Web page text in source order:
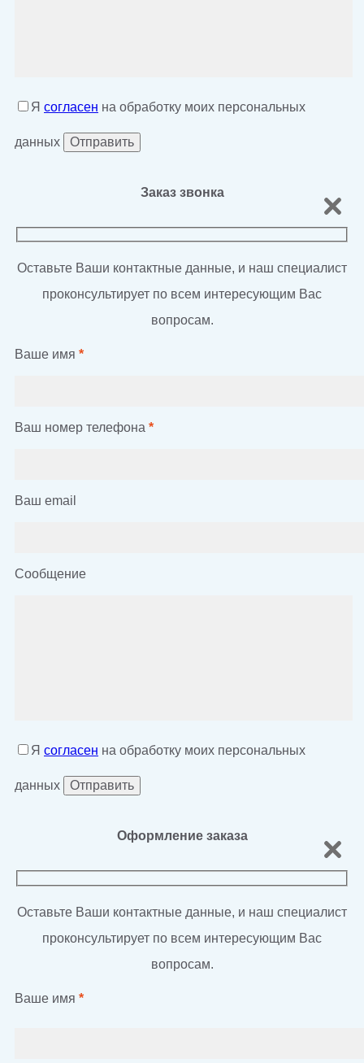
Я согласен на обработку моих персональных
данных
Заказ звонка
Оставьте Ваши контактные данные, и наш специалист
проконсультирует по всем интересующим Вас
вопросам.
Ваше имя *
Ваш номер телефона *
Ваш email
Сообщение
Я согласен на обработку моих персональных
данных
Оформление заказа
Оставьте Ваши контактные данные, и наш специалист
проконсультирует по всем интересующим Вас
вопросам.
Ваше имя *